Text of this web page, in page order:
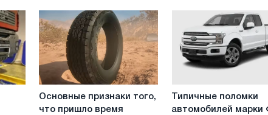
передних
амортизаторах
для
вашего
Основные
Основные признаки того,
что пришло время
Типичные
поломки
Типичные поломки
автомобилей марки